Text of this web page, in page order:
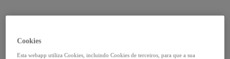
Cookies
Esta webapp utiliza Cookies, incluindo Cookies de terceiros, para que a sua